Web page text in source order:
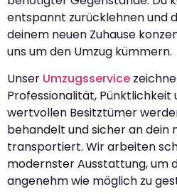
entspannt zurücklehnen und
deinem neuen Zuhause
uns um den Umzug kümmern.
Unser Umzugsservice
Professionalität, Pünktlichkeit
wertvollen Besitztümer
behandelt und sicher an dein
transportiert. Wir arbeiten
modernster Ausstattung, um
angenehm wie möglich zu